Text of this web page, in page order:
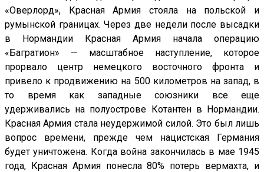
«Оверлорд», Красная Армия стояла на польской и
румынской границах. Через две недели после высадки
в Нормандии Красная Армия начала операцию
«Багратион» — масштабное наступление, которое
прорвало центр немецкого восточного фронта и
привело к продвижению на 500 километров на запад, в
то время как западные союзники все еще
удерживались на полуострове Котантен в Нормандии.
Красная Армия стала неудержимой силой. Это был лишь
вопрос времени, прежде чем нацистская Германия
будет уничтожена. Когда война закончилась в мае 1945
года, Красная Армия понесла 80% потерь вермахта, и